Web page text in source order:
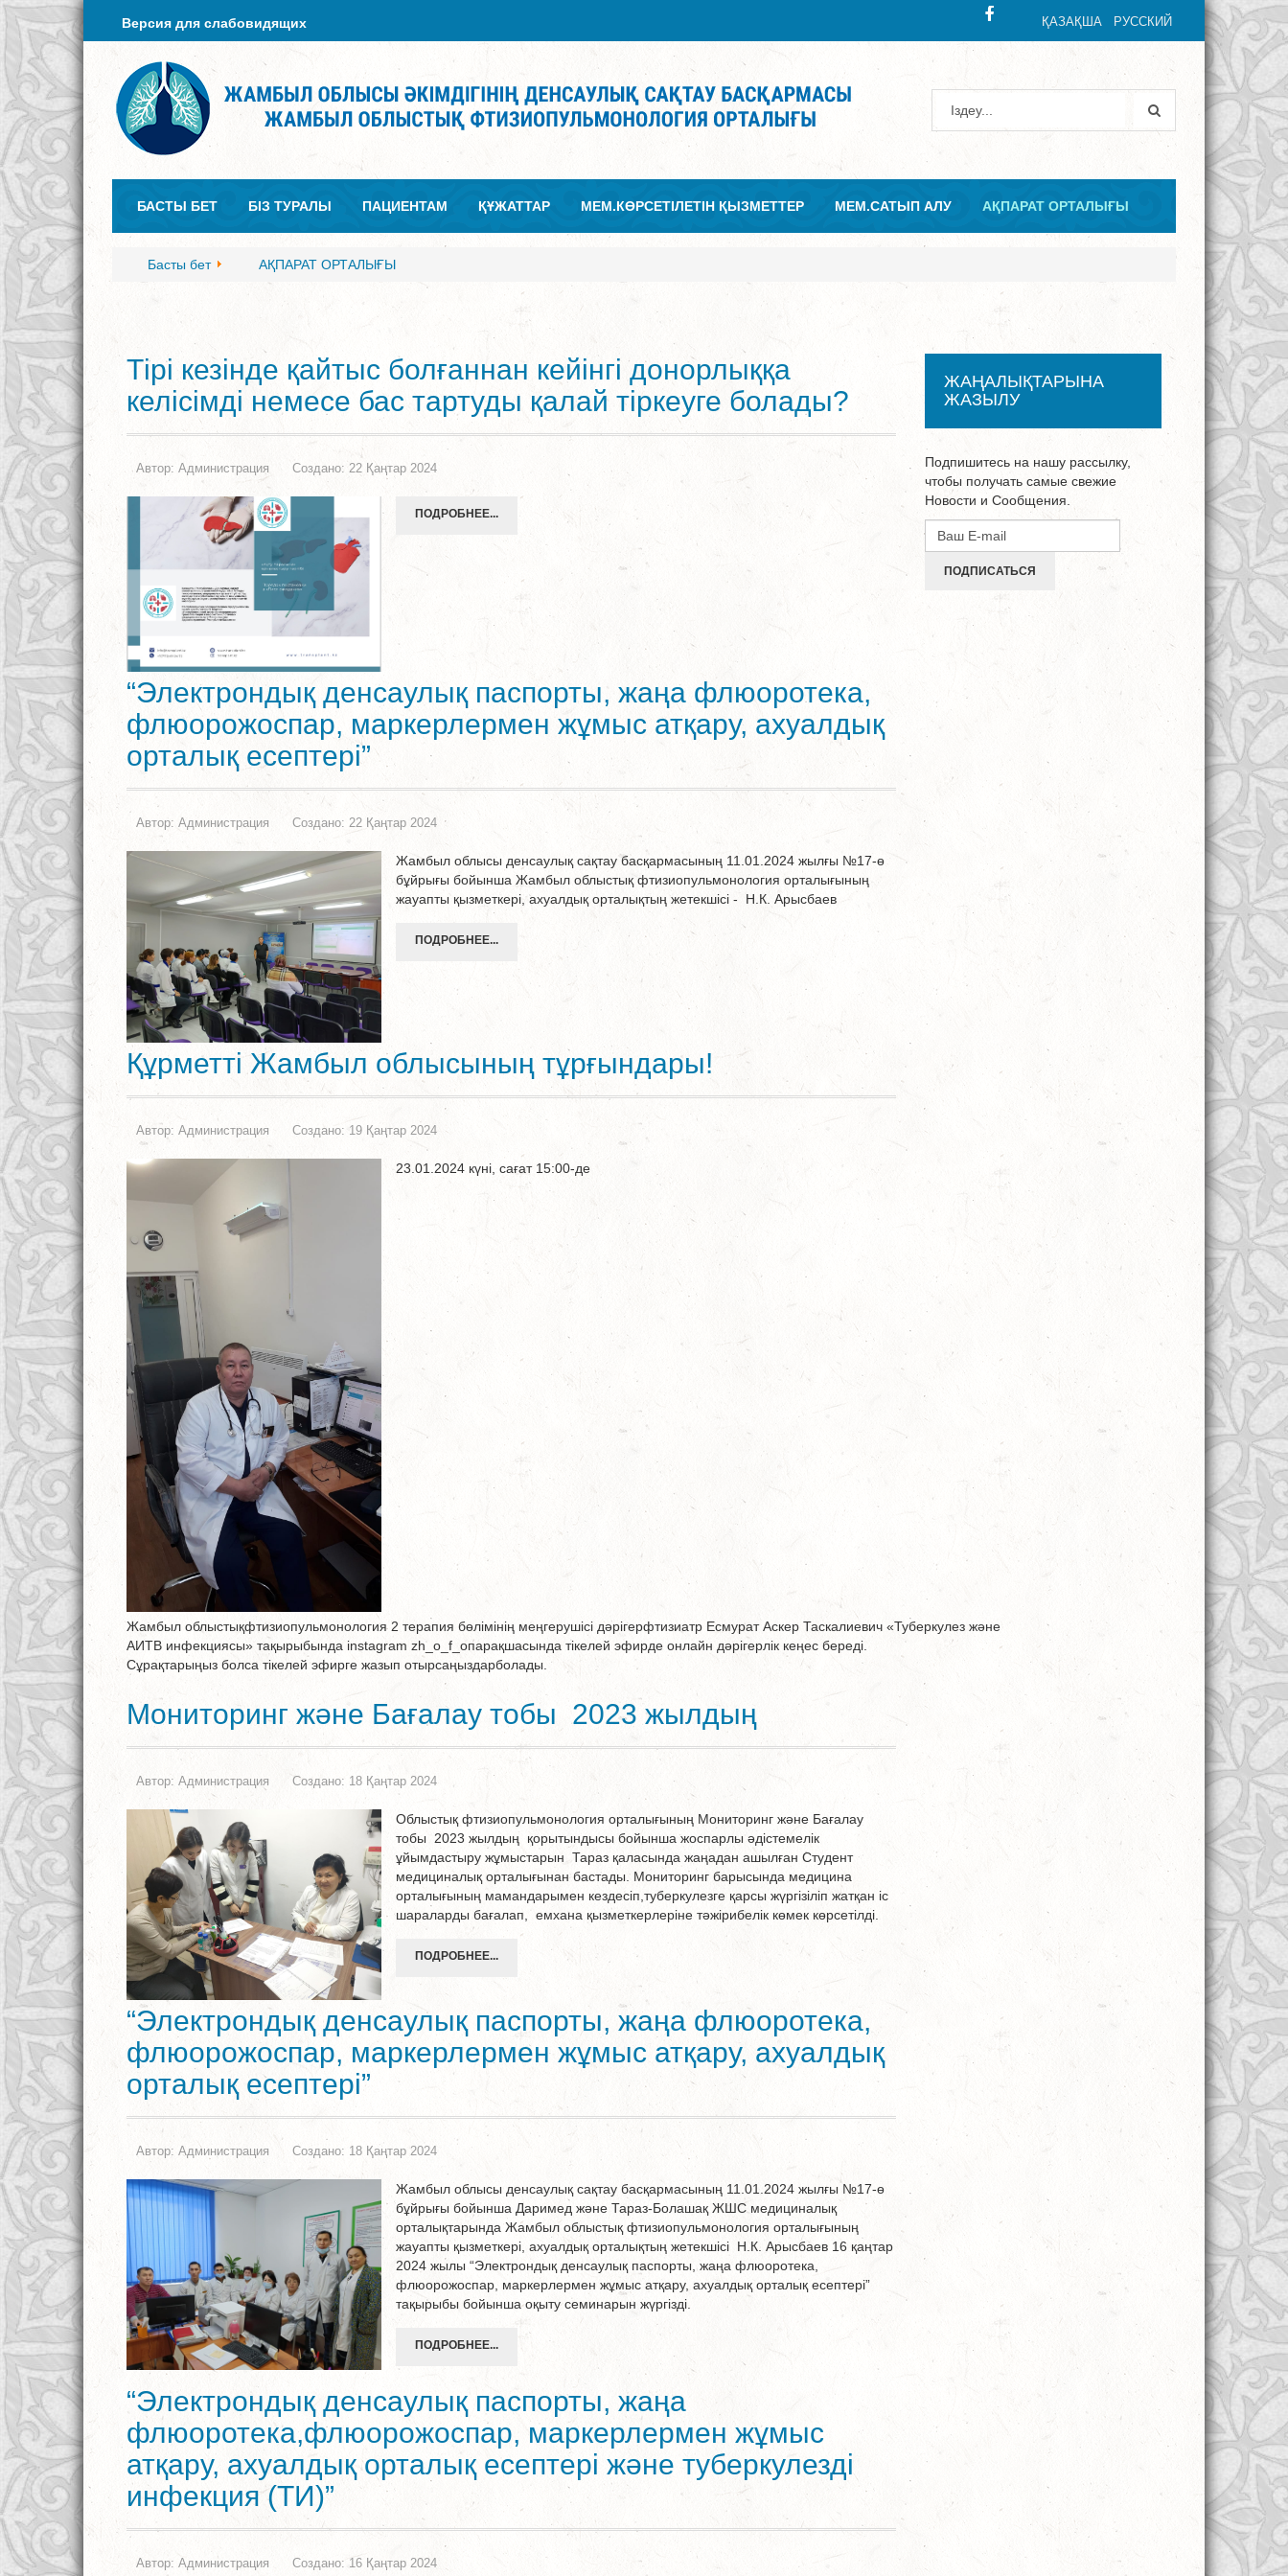
Версия для слабовидящих ҚАЗАҚША РУССКИЙ
БАСТЫ БЕТ БІЗ ТУРАЛЫ ПАЦИЕНТАМ ҚҰЖАТТАР МЕМ.КӨРСЕТІЛЕТІН ҚЫЗМЕТТЕР МЕМ.САТЫП АЛУ АҚПАРАТ ОРТАЛЫҒЫ
Басты бет АҚПАРАТ ОРТАЛЫҒЫ
Тірі кезінде қайтыс болғаннан кейінгі донорлыққа
келісімді немесе бас тартуды қалай тіркеуге болады?
Автор: Администрация Создано: 22 Қаңтар 2024
ПОДРОБНЕЕ...
“Электрондық денсаулық паспорты, жаңа флюоротека,
флюорожоспар, маркерлермен жұмыс атқару, ахуалдық
орталық есептері”
Автор: Администрация Создано: 22 Қаңтар 2024
Жамбыл облысы денсаулық сақтау басқармасының 11.01.2024 жылғы №17-ө
бұйрығы бойынша Жамбыл облыстық фтизиопульмонология орталығының
жауапты қызметкері, ахуалдық орталықтың жетекшісі - Н.К. Арысбаев
ПОДРОБНЕЕ...
Құрметті Жамбыл облысының тұрғындары!
Автор: Администрация Создано: 19 Қаңтар 2024
23.01.2024 күні, сағат 15:00-де
Жамбыл облыстықфтизиопульмонология 2 терапия бөлімінің меңгерушісі дәрігерфтизиатр Есмурат Аскер Таскалиевич «Туберкулез және
АИТВ инфекциясы» тақырыбында instagram zh_o_f_oпарақшасында тікелей эфирде онлайн дәрігерлік кеңес береді.
Сұрақтарыңыз болса тікелей эфирге жазып отырсаңыздарболады.
Мониторинг және Бағалау тобы 2023 жылдың
Автор: Администрация Создано: 18 Қаңтар 2024
Облыстық фтизиопульмонология орталығының Мониторинг және Бағалау
тобы 2023 жылдың қорытындысы бойынша жоспарлы әдістемелік
ұйымдастыру жұмыстарын Тараз қаласында жаңадан ашылған Студент
медициналық орталығынан бастады. Мониторинг барысында медицина
орталығының мамандарымен кездесіп,туберкулезге қарсы жүргізіліп жатқан іс
шараларды бағалап, емхана қызметкерлеріне тәжірибелік көмек көрсетілді.
ПОДРОБНЕЕ...
“Электрондық денсаулық паспорты, жаңа флюоротека,
флюорожоспар, маркерлермен жұмыс атқару, ахуалдық
орталық есептері”
Автор: Администрация Создано: 18 Қаңтар 2024
Жамбыл облысы денсаулық сақтау басқармасының 11.01.2024 жылғы №17-ө
бұйрығы бойынша Даримед және Тараз-Болашақ ЖШС медициналық
орталықтарында Жамбыл облыстық фтизиопульмонология орталығының
жауапты қызметкері, ахуалдық орталықтың жетекшісі Н.К. Арысбаев 16 қаңтар
2024 жылы “Электрондық денсаулық паспорты, жаңа флюоротека,
флюорожоспар, маркерлермен жұмыс атқару, ахуалдық орталық есептері”
тақырыбы бойынша оқыту семинарын жүргізді.
ПОДРОБНЕЕ...
“Электрондық денсаулық паспорты, жаңа
флюоротека,флюорожоспар, маркерлермен жұмыс
атқару, ахуалдық орталық есептері және туберкулезді
инфекция (ТИ)”
Автор: Администрация Создано: 16 Қаңтар 2024
ЖАҢАЛЫҚТАРЫНА
ЖАЗЫЛУ
Подпишитесь на нашу рассылку,
чтобы получать самые свежие
Новости и Сообщения.
ПОДПИСАТЬСЯ